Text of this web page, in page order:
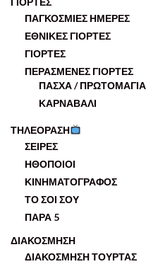
ΠΑΓΚΟΣΜΙΕΣ ΗΜΕΡΕΣ
ΕΘΝΙΚΕΣ ΓΙΟΡΤΕΣ
ΓΙΟΡΤΕΣ
ΠΕΡΑΣΜΕΝΕΣ ΓΙΟΡΤΕΣ
ΠΑΣΧΑ / ΠΡΩΤΟΜΑΓΙΑ
ΚΑΡΝΑΒΑΛΙ
ΤΗΛΕΟΡΑΣΗ
ΣΕΙΡΕΣ
ΗΘΟΠΟΙΟΙ
ΚΙΝΗΜΑΤΟΓΡΑΦΟΣ
ΤΟ ΣΟΙ ΣΟΥ
ΠΑΡΑ 5
ΔΙΑΚΟΣΜΗΣΗ
ΔΙΑΚΟΣΜΗΣΗ ΤΟΥΡΤΑΣ